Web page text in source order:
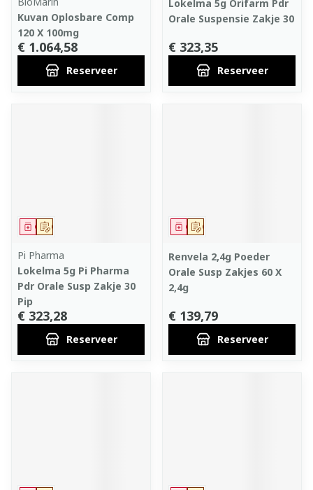
Kuvan Oplosbare Comp
120 X 100mg
€ 1.064,58
Reserveer
Lokelma 5g Orifarm Pdr
Orale Suspensie Zakje 30
€ 323,35
Reserveer
Op voorschrift
Geneesmiddel
Pi Pharma
Lokelma 5g Pi Pharma
Pdr Orale Susp Zakje 30
Pip
€ 323,28
Reserveer
Op voorschrift
Geneesmiddel
Renvela 2,4g Poeder
Orale Susp Zakjes 60 X
2,4g
€ 139,79
Reserveer